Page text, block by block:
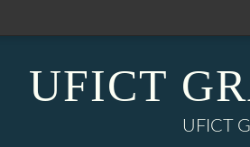
UFICT
UFICT